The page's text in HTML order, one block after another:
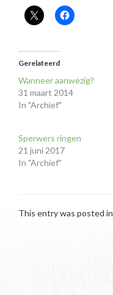
Gerelateerd
Wanneer aanwezig?
31 maart 2014
In "Archief"
Sperwers ringen
21 juni 2017
In "Archief"
This entry was posted in